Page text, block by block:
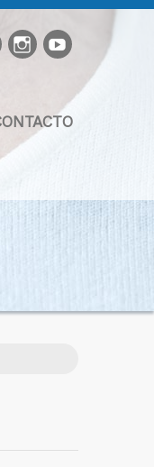
TwitterInstagram
youtube